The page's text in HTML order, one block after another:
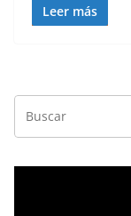
Leer más